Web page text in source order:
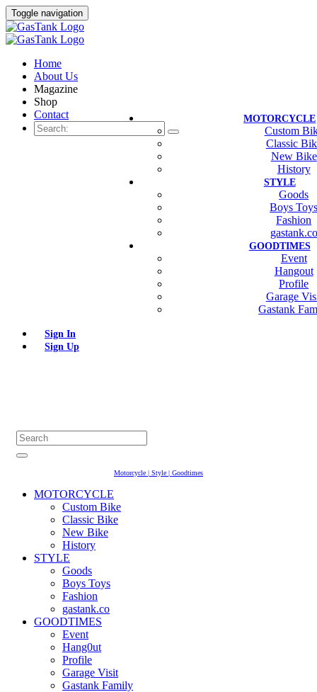
Toggle navigation
Home
About Us
Magazine
Shop
Contact
MOTORCYCLE
Custom
Classic
New Bike
History
STYLE
Goods
Boys
Fashion
gastank.co
GOODTIMES
Event
Hangout
Profile
Garage
Gastank
Sign In
Sign Up
Motorcycle | Style | Goodtimes
MOTORCYCLE
Custom Bike
Classic Bike
New Bike
History
STYLE
Goods
Boys Toys
Fashion
gastank.co
GOODTIMES
Event
Hang0ut
Profile
Garage Visit
Gastank Family